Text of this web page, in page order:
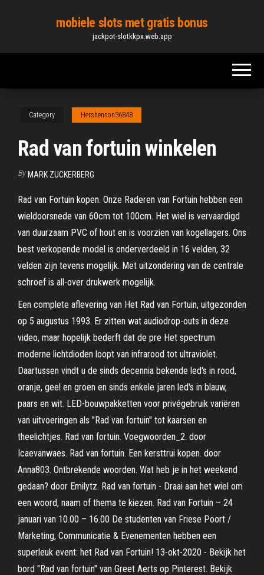
content
mobiele slots met gratis bonus
jackpot-slotkkpx.web.app
Category Hershenson36848
Rad van fortuin winkelen
By MARK ZUCKERBERG
Rad van Fortuin kopen. Onze Raderen van Fortuin hebben een
wieldoorsnede van 60cm tot 100cm. Het wiel is vervaardigd
van duurzaam PVC of hout en is voorzien van kogellagers. Ons
best verkopende model is onderverdeeld in 16 velden, 32
velden zijn tevens mogelijk. Met uitzondering van de centrale
schroef is all-over drukwerk mogelijk.
Een complete aflevering van Het Rad van Fortuin, uitgezonden
op 5 augustus 1993. Er zitten wat audiodrop-outs in deze
video, maar hopelijk bederft dat de pre Het spectrum
moderne lichtdioden loopt van infrarood tot ultraviolet.
Daartussen vindt u de sinds decennia bekende led's in rood,
oranje, geel en groen en sinds enkele jaren led's in blauw,
paars en wit. LED-bouwpakketten voor privégebruik variëren
van uitvoeringen als "Rad van fortuin" tot kaarsen en
theelichtjes. Rad van fortuin. Voegwoorden_2. door
Icaevanwaes. Rad van fortuin. Een kersttrui kopen. door
Anna803. Ontbrekende woorden. Wat heb je in het weekend
gedaan? door Emilytz. Rad van fortuin - Draai aan het wiel om
een woord, naam of thema te kiezen. Rad van Fortuin – 24
januari van 10.00 – 16.00 De studenten van Friese Poort /
Marketing, Communicatie & Evenementen hebben een
superleuk event: het Rad van Fortuin! 13-okt-2020 - Bekijk het
bord "Rad van fortuin" van Greet Aerts op Pinterest. Bekijk